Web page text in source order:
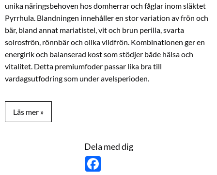
unika näringsbehoven hos domherrar och fåglar inom släktet
Pyrrhula. Blandningen innehåller en stor variation av frön och
bär, bland annat mariatistel, vit och brun perilla, svarta
solrosfrön, rönnbär och olika vildfrön. Kombinationen ger en
energirik och balanserad kost som stödjer både hälsa och
vitalitet. Detta premiumfoder passar lika bra till
vardagsutfodring som under avelsperioden.
Vildfrön,rapsfrö
Dela med dig
F